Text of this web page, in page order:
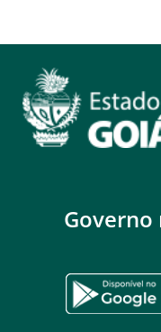
Governo